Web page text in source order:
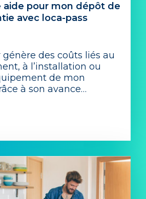
aide pour mon dépôt de
avec loca-pass
des coûts liés au
à l’installation ou
de mon
à son avance…